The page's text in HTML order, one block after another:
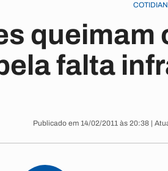
falta
Publicado em 14/02/2011 às 20:38 |